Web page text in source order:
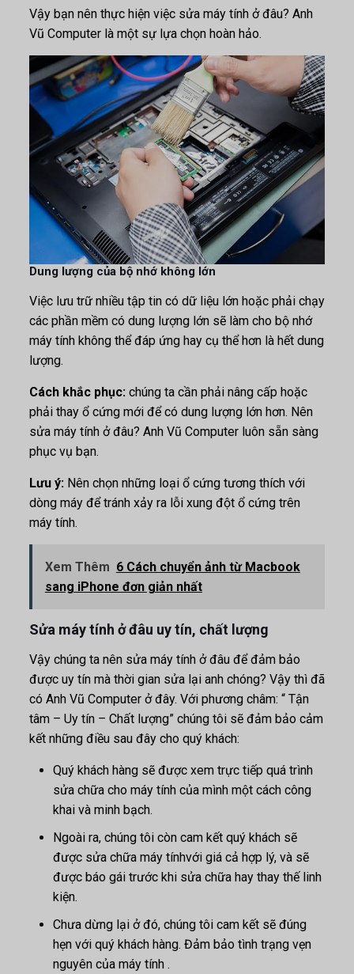
Vậy bạn nên thực hiện việc sửa máy tính ở đâu? Anh
Vũ Computer là một sự lựa chọn hoàn hảo.
Dung lượng của bộ nhớ không lớn
Việc lưu trữ nhiều tập tin có dữ liệu lớn hoặc phải chạy
các phần mềm có dung lượng lớn sẽ làm cho bộ nhớ
máy tính không thể đáp ứng hay cụ thể hơn là hết dung
lượng.
Cách khắc phục: chúng ta cần phải nâng cấp hoặc
phải thay ổ cứng mới để có dung lượng lớn hơn. Nên
sửa máy tính ở đâu? Anh Vũ Computer luôn sẵn sàng
phục vụ bạn.
Lưu ý: Nên chọn những loại ổ cứng tương thích với
dòng máy để tránh xảy ra lỗi xung đột ổ cứng trên
máy tính.
Xem Thêm 6 Cách chuyển ảnh từ Macbook
sang iPhone đơn giản nhất
Sửa máy tính ở đâu uy tín, chất lượng
Vậy chúng ta nên sửa máy tính ở đâu để đảm bảo
được uy tín mà thời gian sửa lại anh chóng? Vậy thì đã
có Anh Vũ Computer ở đây. Với phương châm: “ Tận
tâm – Uy tín – Chất lượng” chúng tôi sẽ đảm bảo cảm
kết những điều sau đây cho quý khách:
Quý khách hàng sẽ được xem trực tiếp quá trình
sửa chữa cho máy tính của mình một cách công
khai và minh bạch.
Ngoài ra, chúng tôi còn cam kết quý khách sẽ
được sửa chữa máy tínhvới giá cả hợp lý, và sẽ
được báo gái trước khi sửa chữa hay thay thế linh
kiện.
Chưa dừng lại ở đó, chúng tôi cam kết sẽ đúng
hẹn với quý khách hàng. Đảm bảo tình trạng vẹn
nguyên của máy tính .